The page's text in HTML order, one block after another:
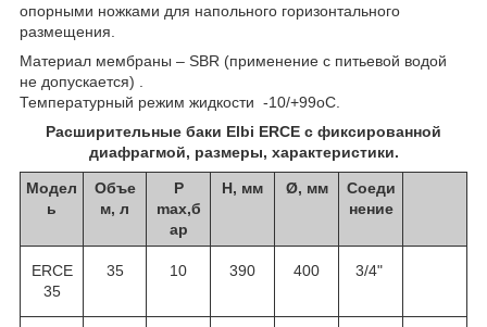
опорными ножками для напольного горизонтального
размещения.
Материал мембраны – SBR (применение с питьевой водой
не допускается) .
Температурный режим жидкости -10/+99оС.
Расширительные баки Elbi ERCE c фиксированной
диафрагмой, размеры, характеристики.
Модел
ь
Объе
м, л
Р
max,б
ар
H, мм Ø, мм
Соеди
нение
ERCE
35
35 10 390 400 3/4"